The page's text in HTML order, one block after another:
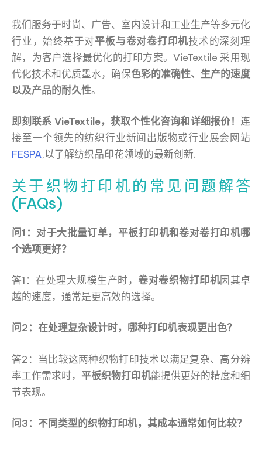
我们服务于时尚、广告、室内设计和工业生产等多元化
行业，始终基于对平板与卷对卷打印机技术的深刻理
解，为客户选择最优化的打印方案。VieTextile 采用现
代化技术和优质墨水，确保色彩的准确性、生产的速度
以及产品的耐久性。
即刻联系 VieTextile，获取个性化咨询和详细报价！ 连
接至一个领先的纺织行业新闻出版物或行业展会网站
FESPA,以了解纺织品印花领域的最新创新.
关于织物打印机的常见问题解答
(FAQs)
问1：对于大批量订单，平板打印机和卷对卷打印机哪
个选项更好？
答1：在处理大规模生产时，卷对卷织物打印机因其卓
越的速度，通常是更高效的选择。
问2：在处理复杂设计时，哪种打印机表现更出色？
答2：当比较这两种织物打印技术以满足复杂、高分辨
率工作需求时， 平板织物打印机能提供更好的精度和细
节表现。
问3：不同类型的织物打印机，其成本通常如何比较？